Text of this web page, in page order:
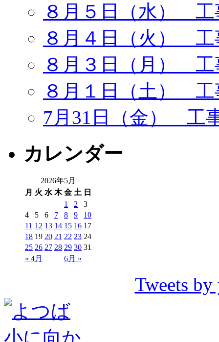
８月５日（水） 工
８月４日（火） 工
８月３日（月） 工
８月１日（土） 工
7月31日（金） 工
カレンダー
2026年5月
月 火 水 木 金 土 日
« 4月 6月 »
1 2
3
4
5 6 7 8 9
10
11 12 13 14 15 16 17
18 19 20 21 22 23 24
25 26 27 28 29 30 31
Tweets